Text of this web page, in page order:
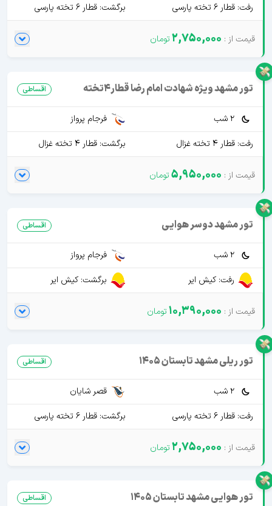
رفت: قطار 6 تخته پارسی
برگشت: قطار 6 تخته پارسی
2,750,000
تور مشهد ویژه شهادت امام رضا قطار4تخته اقساطی
2 شب
فرجام پرواز
رفت: قطار 4 تخته غزال
برگشت: قطار 4 تخته غزال
5,950,000
تور مشهد دوسر هوایی اقساطی
2 شب
فرجام پرواز
رفت: کیش ایر
برگشت: کیش ایر
10,390,000
تور ریلی مشهد تابستان 1405 اقساطی
2 شب
قصر شایان
رفت: قطار 6 تخته پارسی
برگشت: قطار 6 تخته پارسی
2,750,000
تور هوایی مشهد تابستان 1405 اقساطی